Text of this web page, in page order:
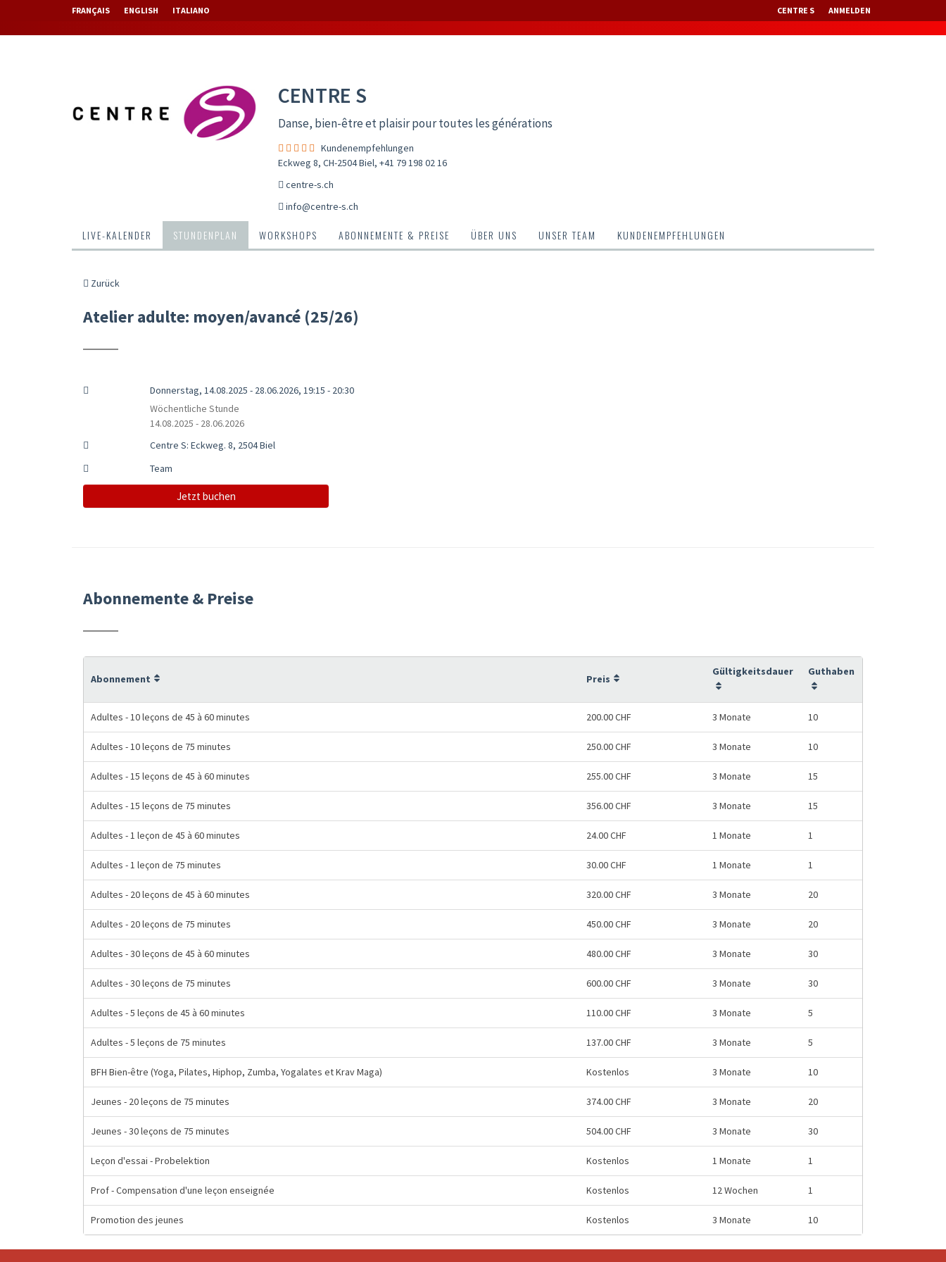
FRANÇAIS ENGLISH ITALIANO CENTRE S ANMELDEN
CENTRE S
Danse, bien-être et plaisir pour toutes les générations
Kundenempfehlungen
Eckweg 8, CH-2504 Biel, +41 79 198 02 16
centre-s.ch
info@centre-s.ch
LIVE-KALENDER STUNDENPLAN WORKSHOPS ABONNEMENTE & PREISE ÜBER UNS UNSER TEAM KUNDENEMPFEHLUNGEN
Zurück
Atelier adulte: moyen/avancé (25/26)
Donnerstag, 14.08.2025 - 28.06.2026, 19:15 - 20:30
Wöchentliche Stunde
14.08.2025 - 28.06.2026
Centre S: Eckweg. 8, 2504 Biel
Team
Jetzt buchen
Abonnemente & Preise
Abonnement Preis
Gültigkeitsdauer Guthaben
Adultes - 10 leçons de 45 à 60 minutes 200.00 CHF 3 Monate 10
Adultes - 10 leçons de 75 minutes 250.00 CHF 3 Monate 10
Adultes - 15 leçons de 45 à 60 minutes 255.00 CHF 3 Monate 15
Adultes - 15 leçons de 75 minutes 356.00 CHF 3 Monate 15
Adultes - 1 leçon de 45 à 60 minutes 24.00 CHF 1 Monate 1
Adultes - 1 leçon de 75 minutes 30.00 CHF 1 Monate 1
Adultes - 20 leçons de 45 à 60 minutes 320.00 CHF 3 Monate 20
Adultes - 20 leçons de 75 minutes 450.00 CHF 3 Monate 20
Adultes - 30 leçons de 45 à 60 minutes 480.00 CHF 3 Monate 30
Adultes - 30 leçons de 75 minutes 600.00 CHF 3 Monate 30
Adultes - 5 leçons de 45 à 60 minutes 110.00 CHF 3 Monate 5
Adultes - 5 leçons de 75 minutes 137.00 CHF 3 Monate 5
BFH Bien-être (Yoga, Pilates, Hiphop, Zumba, Yogalates et Krav Maga) Kostenlos 3 Monate 10
Jeunes - 20 leçons de 75 minutes 374.00 CHF 3 Monate 20
Jeunes - 30 leçons de 75 minutes 504.00 CHF 3 Monate 30
Leçon d'essai - Probelektion Kostenlos 1 Monate 1
Prof - Compensation d'une leçon enseignée Kostenlos 12 Wochen 1
Promotion des jeunes Kostenlos 3 Monate 10